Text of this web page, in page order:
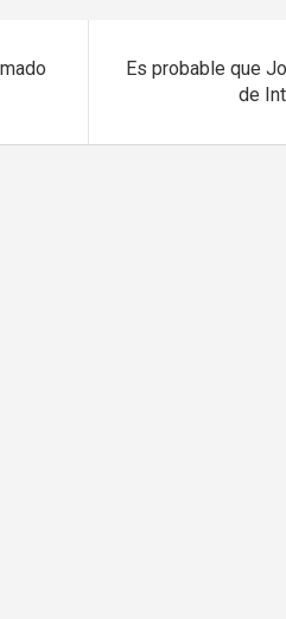
Es probable que
de